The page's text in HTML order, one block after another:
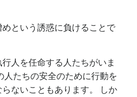
という誘惑に負けることで
人を任命する人たちがいま
人たちの安全のために行動を
ないこともあります。 しか